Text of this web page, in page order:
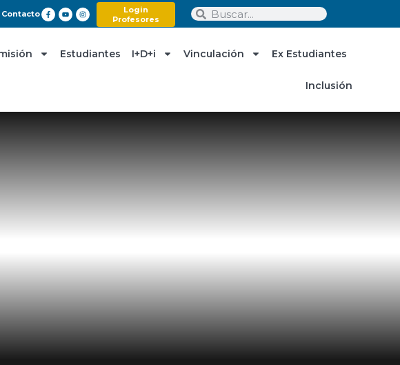
Contacto
Login
Profesores
Estudiantes I+D+i Vinculación Ex Estudiantes
Inclusión